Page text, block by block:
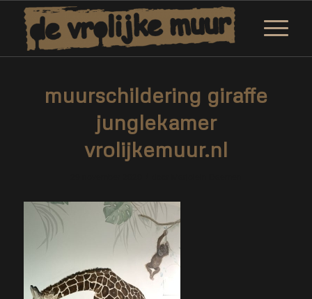
muurschildering giraffe
junglekamer
vrolijkemuur.nl